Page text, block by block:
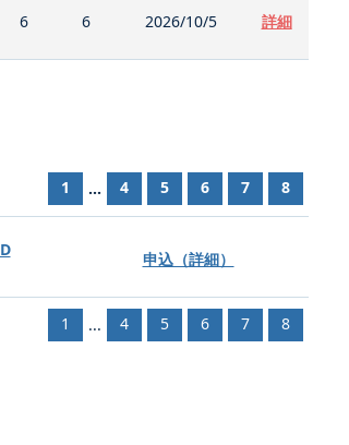
6 6 2026/10/5 詳細
1 ... 4 5 6 7 8
申込（詳細）
1 ... 4 5 6 7 8